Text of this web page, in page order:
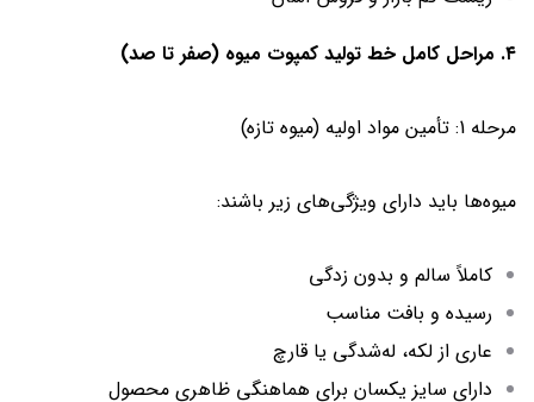
۴. مراحل کامل خط تولید کمپوت میوه (صفر تا صد)
مرحله 1: تأمین مواد اولیه (میوه تازه)
میوه‌ها باید دارای ویژگی‌های زیر باشند:
کاملاً سالم و بدون زدگی
رسیده و بافت مناسب
عاری از لکه، له‌شدگی یا قارچ
دارای سایز یکسان برای هماهنگی ظاهری محصول